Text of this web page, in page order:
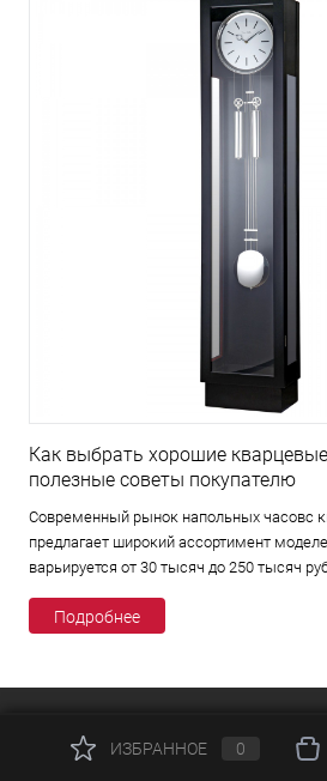
Как выбрать хорошие
полезные советы покупателю
Современный рынок напольных часовс
предлагает широкий ассортимент
варьируется от 30 тысяч до 250 тысяч
Подробнее
КАТАЛОГИЗБРАННОЕ 0